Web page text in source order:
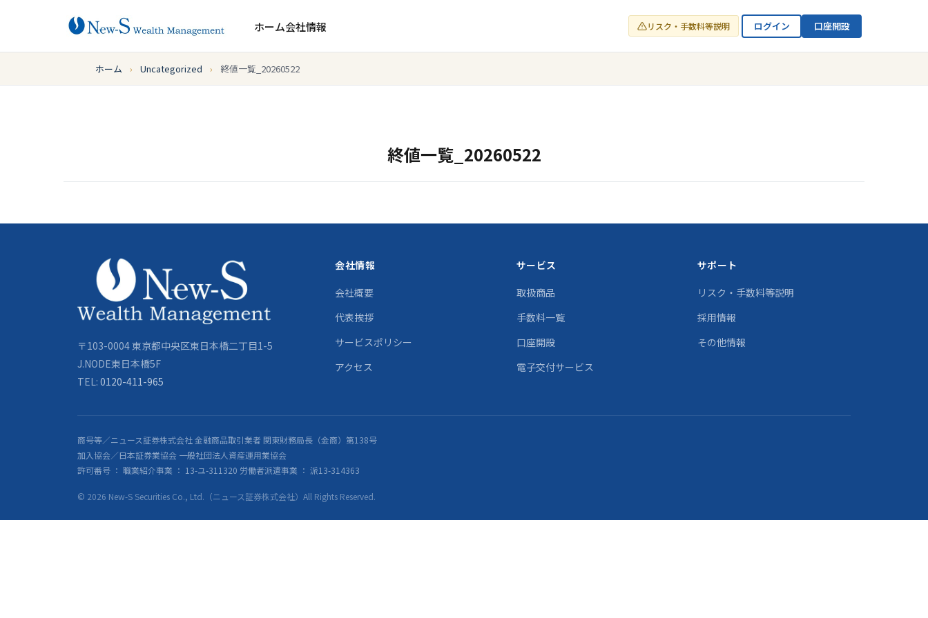
ホーム会社情報 リスク・手数料等説明 ログイン 口座開設
ホーム › Uncategorized › 終値一覧_20260522
終値一覧_20260522
〒103-0004 東京都中央区東日本橋二丁目1-5
J.NODE東日本橋5F
TEL: 0120-411-965
会社情報
会社概要
代表挨拶
サービスポリシー
アクセス
サービス
取扱商品
手数料一覧
口座開設
電子交付サービス
サポート
リスク・手数料等説明
採用情報
その他情報
商号等／ニュース証券株式会社 金融商品取引業者 関東財務局長（金商）第138号
加入協会／日本証券業協会 一般社団法人資産運用業協会
許可番号 ： 職業紹介事業 ： 13-ユ-311320 労働者派遣事業 ： 派13-314363
© 2026 New-S Securities Co., Ltd.（ニュース証券株式会社）All Rights Reserved.